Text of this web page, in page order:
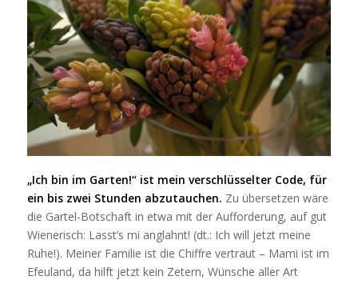
„Ich bin im Garten!“ ist mein verschlüsselter Code, für
ein bis zwei Stunden abzutauchen. Zu übersetzen wäre
die Gartel-Botschaft in etwa mit der Aufforderung, auf gut
Wienerisch: Lasst’s mi anglahnt! (dt.: Ich will jetzt meine
Ruhe!). Meiner Familie ist die Chiffre vertraut – Mami ist im
Efeuland, da hilft jetzt kein Zetern, Wünsche aller Art